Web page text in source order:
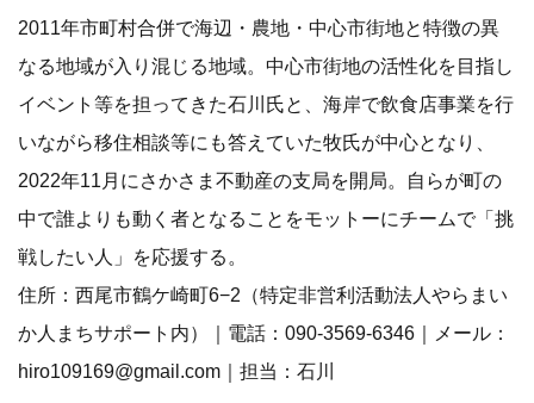
2011年市町村合併で海辺・農地・中心市街地と特徴の異
なる地域が入り混じる地域。中心市街地の活性化を目指し
イベント等を担ってきた石川氏と、海岸で飲食店事業を行
いながら移住相談等にも答えていた牧氏が中心となり、
2022年11月にさかさま不動産の支局を開局。自らが町の
中で誰よりも動く者となることをモットーにチームで「挑
戦したい人」を応援する。
住所：西尾市鶴ケ崎町6−2（特定非営利活動法人やらまい
か人まちサポート内）｜電話：090-3569-6346｜メール：
hiro109169@gmail.com｜担当：石川